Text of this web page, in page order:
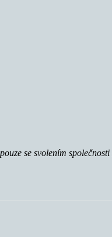
se svolením společnosti